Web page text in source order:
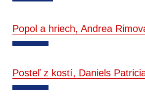
Popol a hriech, Andrea
Posteľ z kostí, Daniels